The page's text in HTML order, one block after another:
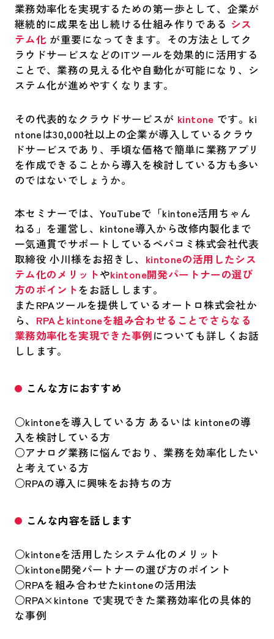
業務効率化を実現するための第一歩として、企業が
継続的に成果を出し続ける仕組み作りである シス
テム化 が重要になってきます。その方法としてク
ラウドサービスなどのITツールを効果的に活用する
ことで、業務の見える化や自動化が可能になり、シ
ステム化が進めやすくなります。
その代表的なクラウドサービスが kintone です。ki
ntoneは30,000社以上の企業が導入しているクラウ
ドサービスであり、手頃な価格で簡単に業務アプリ
を作成できることから導入を検討している方も多い
のではないでしょうか。
本セミナーでは、YouTubeで「kintone活用ちゃん
ねる」を運営し、kintone導入から改修内製化まで
一気通貫でサポートしているペパコミ株式会社代表
取締役 小川様をお招きし、 kintoneの活用したシス
テム化のメリットやkintone開発パートナーの選び
方のポイントをお話しします。
またRPAツールを提供しているオートロ株式会社か
ら、 RPAとkintoneを組み合わせることでさらなる
業務効率化を実現できた事例についても詳しくお話
しします。
こんな方におすすめ
○kintoneを導入している方 あるいは kintoneの導
入を検討している方
○アナログ業務に悩んでおり、業務を効率化したい
と考えている方
○RPAの導入に興味をお持ちの方
こんな内容を話します
○kintoneを活用したシステム化のメリット
○kintone開発パートナーの選び方のポイント
○RPAを組み合わせたkintoneの活用法
○RPA×kintone で実現できた業務効率化の具体的
な事例